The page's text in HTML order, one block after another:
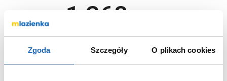
Zgoda Szczegóły O plikach cookies
1 268
DO KOSZYKA